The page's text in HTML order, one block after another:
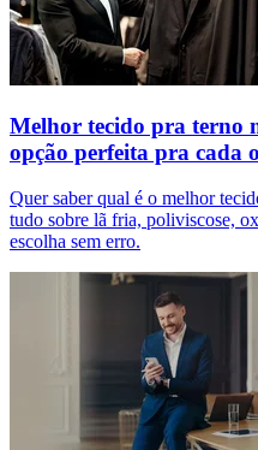
Melhor tecido pra terno
opção perfeita pra cada
Quer saber qual é o melhor
tudo sobre lã fria, poliviscose,
escolha sem erro.